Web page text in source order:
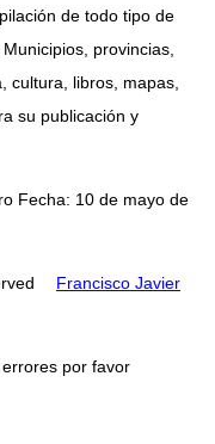
de todo tipo de
provincias,
cultura, libros, mapas,
su publicación y
Fecha: 10 de mayo de
Francisco Javier
por favor